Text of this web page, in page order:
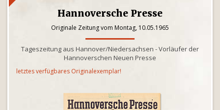
Hannoversche Presse
Originale Zeitung vom Montag, 10.05.1965
Tageszeitung aus Hannover/Niedersachsen - Vorläufer der
Hannoverschen Neuen Presse
letztes verfügbares Originalexemplar!